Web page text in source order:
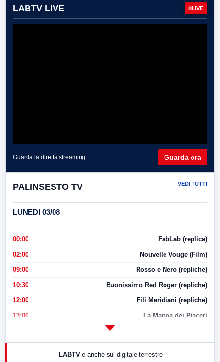
LABTV LIVE LIVE
Guarda la diretta streaming Guarda ora
PALINSESTO TV VEDI TUTTI
LUNEDI 03/08
00:00 FabLab (replica)
02:00 Nouvelle Vouge (Film)
09:00 Rosso e Nero (repliche)
10:30 Buonissimo Red Roger (repliche)
12:00 Fili Meridiani (repliche)
13:00 La Mappa dei Piaceri
LABTV e anche sul digitale terrestre